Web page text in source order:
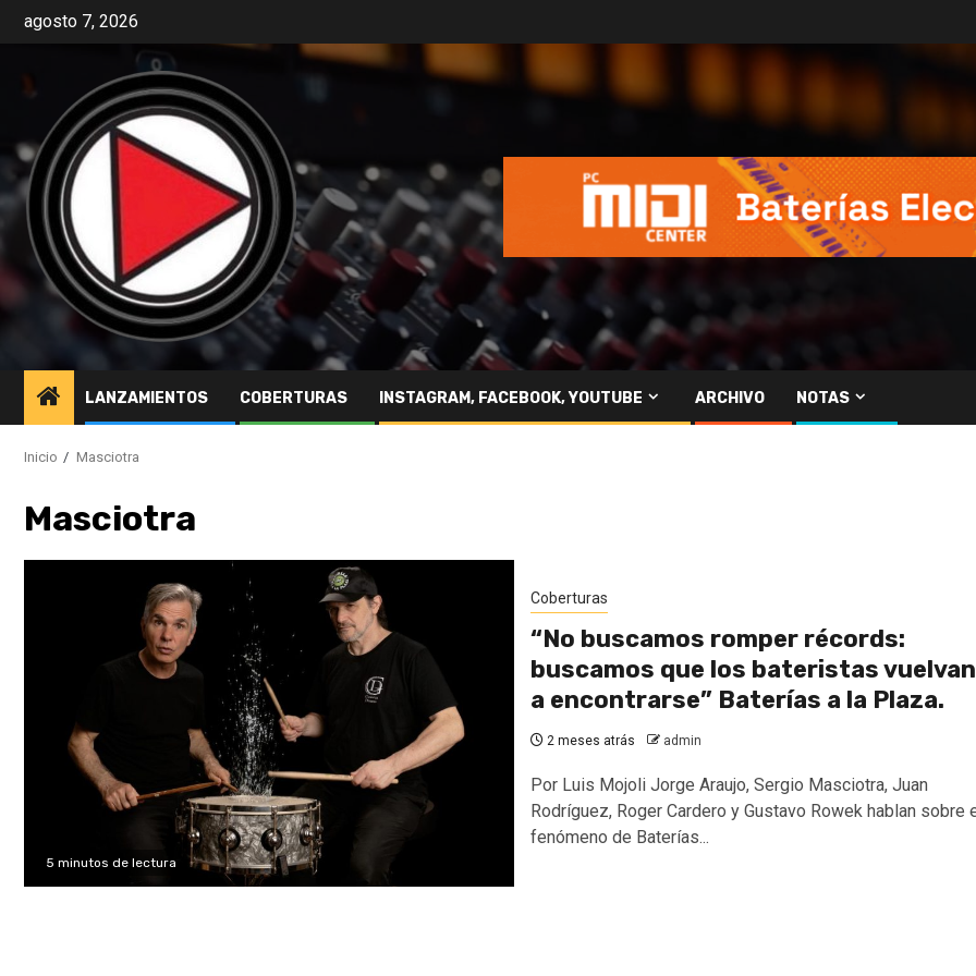
agosto 7, 2026
LANZAMIENTOS COBERTURAS INSTAGRAM, FACEBOOK, YOUTUBE ARCHIVO NOTAS
Inicio Masciotra
Masciotra
5 minutos de lectura
Coberturas
“No buscamos romper récords:
buscamos que los bateristas vuelvan
a encontrarse” Baterías a la Plaza.
2 meses atrás admin
Por Luis Mojoli Jorge Araujo, Sergio Masciotra, Juan
Rodríguez, Roger Cardero y Gustavo Rowek hablan sobre
fenómeno de Baterías...